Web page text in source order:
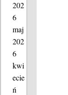
202
6
maj
202
6
kwi
ecie
ń